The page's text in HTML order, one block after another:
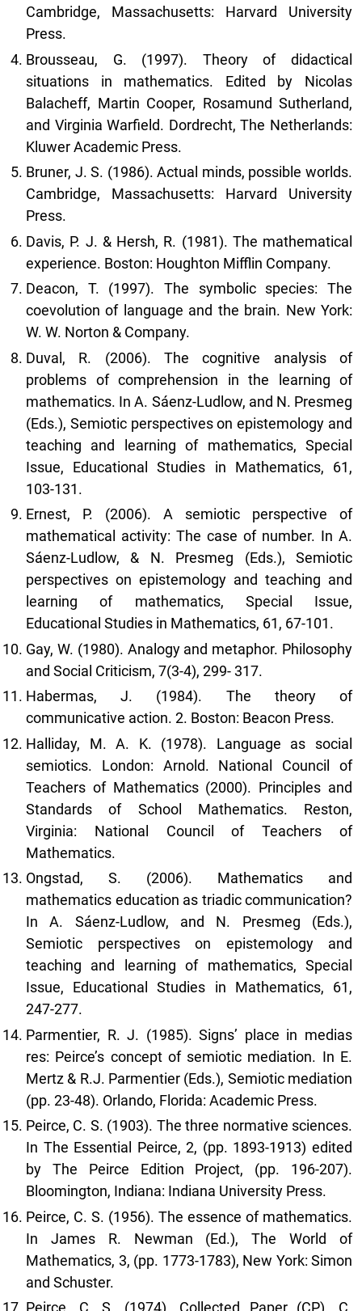
Cambridge, Massachusetts: Harvard University
Press.
Brousseau, G. (1997). Theory of didactical
situations in mathematics. Edited by Nicolas
Balacheff, Martin Cooper, Rosamund Sutherland,
and Virginia Warfield. Dordrecht, The Netherlands:
Kluwer Academic Press.
Bruner, J. S. (1986). Actual minds, possible worlds.
Cambridge, Massachusetts: Harvard University
Press.
Davis, P. J. & Hersh, R. (1981). The mathematical
experience. Boston: Houghton Mifflin Company.
Deacon, T. (1997). The symbolic species: The
coevolution of language and the brain. New York:
W. W. Norton & Company.
Duval, R. (2006). The cognitive analysis of
problems of comprehension in the learning of
mathematics. In A. Sáenz-Ludlow, and N. Presmeg
(Eds.), Semiotic perspectives on epistemology and
teaching and learning of mathematics, Special
Issue, Educational Studies in Mathematics, 61,
103-131.
Ernest, P. (2006). A semiotic perspective of
mathematical activity: The case of number. In A.
Sáenz-Ludlow, & N. Presmeg (Eds.), Semiotic
perspectives on epistemology and teaching and
learning of mathematics, Special Issue,
Educational Studies in Mathematics, 61, 67-101.
Gay, W. (1980). Analogy and metaphor. Philosophy
and Social Criticism, 7(3-4), 299- 317.
Habermas, J. (1984). The theory of
communicative action. 2. Boston: Beacon Press.
Halliday, M. A. K. (1978). Language as social
semiotics. London: Arnold. National Council of
Teachers of Mathematics (2000). Principles and
Standards of School Mathematics. Reston,
Virginia: National Council of Teachers of
Mathematics.
Ongstad, S. (2006). Mathematics and
mathematics education as triadic communication?
In A. Sáenz-Ludlow, and N. Presmeg (Eds.),
Semiotic perspectives on epistemology and
teaching and learning of mathematics, Special
Issue, Educational Studies in Mathematics, 61,
247-277.
Parmentier, R. J. (1985). Signs’ place in medias
res: Peirce’s concept of semiotic mediation. In E.
Mertz & R.J. Parmentier (Eds.), Semiotic mediation
(pp. 23-48). Orlando, Florida: Academic Press.
Peirce, C. S. (1903). The three normative sciences.
In The Essential Peirce, 2, (pp. 1893-1913) edited
by The Peirce Edition Project, (pp. 196-207).
Bloomington, Indiana: Indiana University Press.
Peirce, C. S. (1956). The essence of mathematics.
In James R. Newman (Ed.), The World of
Mathematics, 3, (pp. 1773-1783), New York: Simon
and Schuster.
Peirce, C. S. (1974). Collected Paper (CP). C.